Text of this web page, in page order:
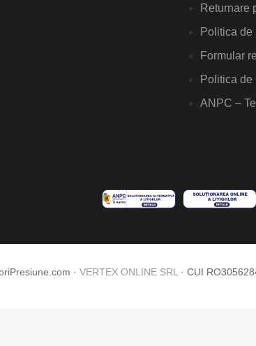
Returnare
Politica de
Formular
Politica de
ANPC –
· VERTEX ONLINE SRL · CUI